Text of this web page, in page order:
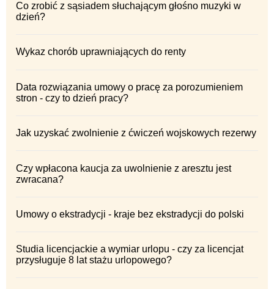
Co zrobić z sąsiadem słuchającym głośno muzyki w
dzień?
Wykaz chorób uprawniających do renty
Data rozwiązania umowy o pracę za porozumieniem
stron - czy to dzień pracy?
Jak uzyskać zwolnienie z ćwiczeń wojskowych rezerwy
Czy wpłacona kaucja za uwolnienie z aresztu jest
zwracana?
Umowy o ekstradycji - kraje bez ekstradycji do polski
Studia licencjackie a wymiar urlopu - czy za licencjat
przysługuje 8 lat stażu urlopowego?